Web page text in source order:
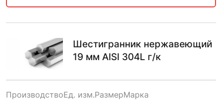
Шестигранник нержавеющий
19 мм AISI 304L г/к
ПроизводствоЕд. изм.РазмерМарка